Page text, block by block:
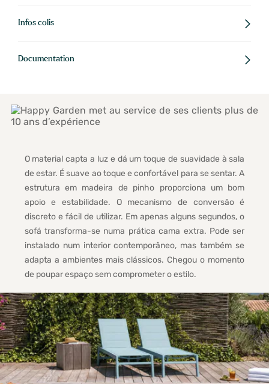
Infos colis
Documentation
O material capta a luz e dá um toque de suavidade à sala
de estar. É suave ao toque e confortável para se sentar. A
estrutura em madeira de pinho proporciona um bom
apoio e estabilidade. O mecanismo de conversão é
discreto e fácil de utilizar. Em apenas alguns segundos, o
sofá transforma-se numa prática cama extra. Pode ser
instalado num interior contemporâneo, mas também se
adapta a ambientes mais clássicos. Chegou o momento
de poupar espaço sem comprometer o estilo.